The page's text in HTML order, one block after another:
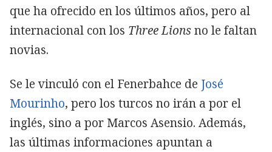
que ha ofrecido en los últimos años, pero al
internacional con los Three Lionsno le faltan
novias.
Se le vinculó con el Fenerbahce de José
Mourinho, pero los turcos no irán a por el
inglés, sino a por Marcos Asensio. Además,
las últimas informaciones apuntan a